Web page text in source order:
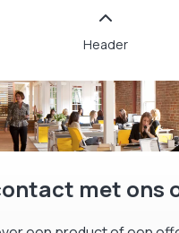
Header
met ons